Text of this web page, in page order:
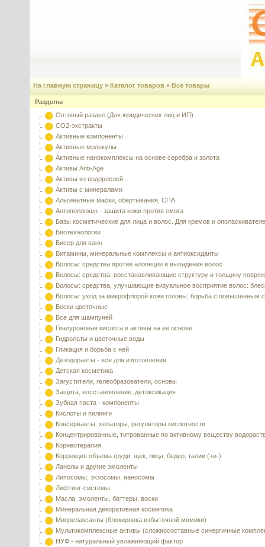
На главную страницу » Каталог товаров » Все товары
Разделы
Оптовый раздел (Для юридических лиц и ИП)
CO2-экстракты
Активные компоненты
Активные молекулы
Активные нанокомплексы на основе серебра и золота
Активы Anti-Age
Активы из водорослей
Активы с минералами
Альгинатные маски, обертывания, СПА
Антиполлюшн - защита кожи против смога
Базы косметические для лица и волос. Для кремов и
Биотехнологии
Бисер для ванн
Витамины, минеральные комплексы и антиоксиданты
Волосы: средства против алопеции и выпадения волос
Волосы: средства, восстанавливающие структуру и толщину
Волосы: средства, улучшающие визуальное восприятие волос:
Волосы: уход за микрофлорой кожи головы, борьба с повышенным
Воски цветочные
Все для шампуней
Гиалуроновая кислота и активы на ее основе
Гидролаты и цветочные воды
Гликация и борьба с ней
Дезодоранты - все для изготовления
Детская косметика
Загустители, гелеобразователи, основы
Защита, восстановление, детоксикация
Зубная паста - компоненты
Кислоты и пилинги
Консерванты, хелаторы, регуляторы кислотности
Концентрированные, титрованные по активному веществу
Корнеотерапия
Коррекция объема груди, щек, лица, бедер, талии (+и-)
Ланолы и другие эмоленты
Липосомы, экзосомы, наносомы
Лифтинг-системы
Масла, эмоленты, баттеры, воски
Минеральная декоративная косметика
Миорелаксанты (блокировка избыточной мимики)
Мультикомплексные активы (сложносоставные синергичные
НУФ - натуральный увлажняющий фактор